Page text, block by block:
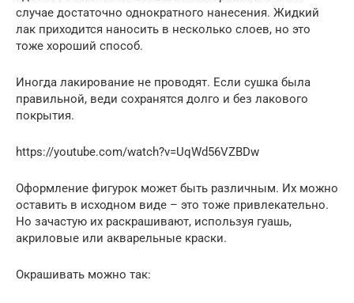
случае достаточно однократного нанесения. Жидкий
лак приходится наносить в несколько слоев, но это
тоже хороший способ.
Иногда лакирование не проводят. Если сушка была
правильной, веди сохранятся долго и без лакового
покрытия.
https://youtube.com/watch?v=UqWd56VZBDw
Оформление фигурок может быть различным. Их можно
оставить в исходном виде – это тоже привлекательно.
Но зачастую их раскрашивают, используя гуашь,
акриловые или акварельные краски.
Окрашивать можно так: